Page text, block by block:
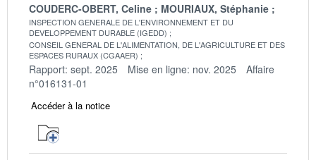
COUDERC-OBERT, Celine
MOURIAUX, Stéphanie
INSPECTION GENERALE DE L'ENVIRONNEMENT ET DU
DEVELOPPEMENT DURABLE (IGEDD)
CONSEIL GENERAL DE L'ALIMENTATION, DE L'AGRICULTURE ET DES
ESPACES RURAUX (CGAAER)
Rapport: sept. 2025 Mise en ligne: nov. 2025
Affaire
n°016131-01
Accéder à la notice